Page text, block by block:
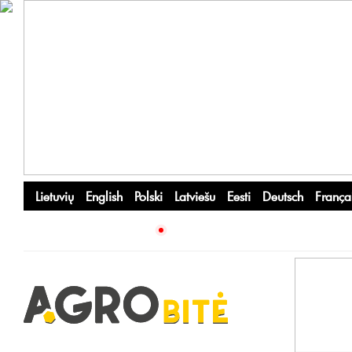
Lietuvių English Polski Latviešu Eesti Deutsch